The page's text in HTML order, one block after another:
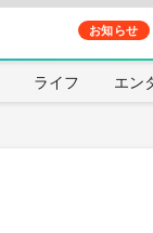
お知らせ
ライフ エン